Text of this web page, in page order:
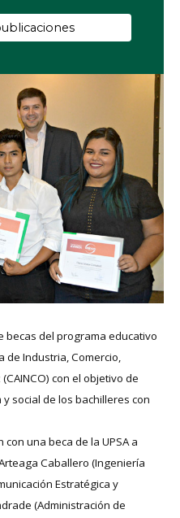
becas del programa educativo
de Industria, Comercio,
con el objetivo de
social de los bachilleres con
una beca de la UPSA a
Caballero (Ingeniería
Estratégica y
(Administración de